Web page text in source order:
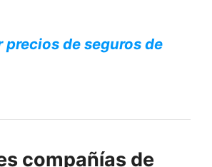
precios de seguros de
compañías de